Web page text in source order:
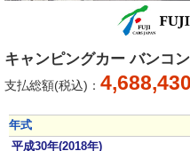
キャンピングカー バンコ
支払総額(税込)：
年式
平成30年(2018年)